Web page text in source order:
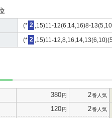
(* 2 ,15)11-12(6,14,16)8-
(* 2 ,15)11-
380円 2番人気
120円 2番人気